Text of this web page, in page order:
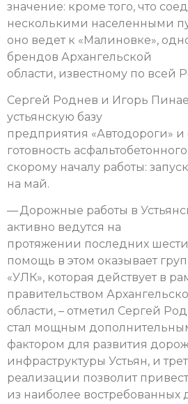
значение: кроме того, что
несколькими населенными
оно ведет к «Малиновке»,
брендов Архангельской
области, известному по всей
Сергей Роднев и Игорь
устьянскую базу
предприятия «Автодороги»
готовность
скорому началу работы:
на май.
— Дорожные работы в
активно ведутся на
протяжении последних
помощь в этом оказывает
«УЛК», которая действует в
правительством
области, – отметил Сергей
стал мощным
фактором для развития
инфраструктуры Устьян, и
реализации позволит
из наиболее востребованных